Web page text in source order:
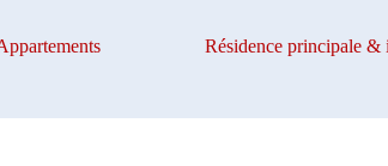
Résidence principale